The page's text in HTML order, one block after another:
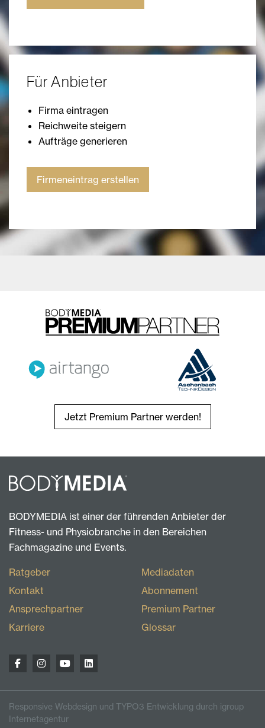
Für Anbieter
Firma eintragen
Reichweite steigern
Aufträge generieren
Firmeneintrag erstellen
Jetzt Premium Partner werden!
BODYMEDIA ist einer der führenden Anbieter der
Fitness- und Physiobranche in den Bereichen
Fachmagazine und Events.
Ratgeber
Kontakt
Ansprechpartner
Karriere
Mediadaten
Abonnement
Premium Partner
Glossar
Responsive Webdesign und TYPO3 Entwicklung durch igroup
Internetagentur